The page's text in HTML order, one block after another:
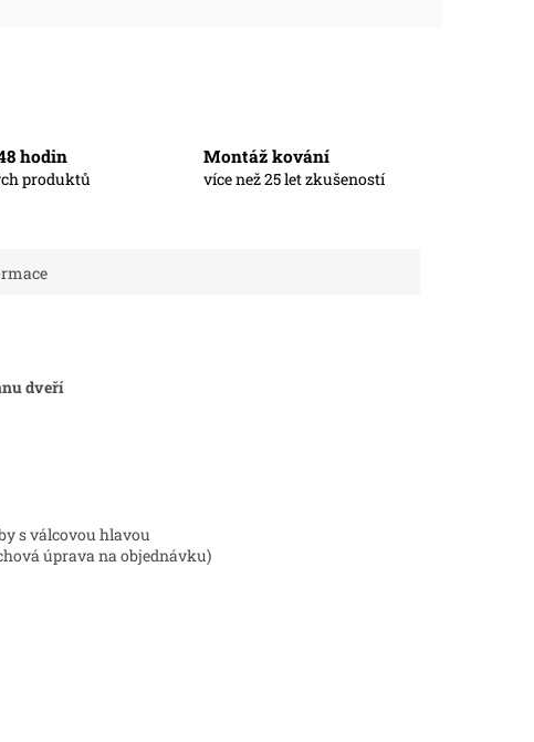
hodin
produktů
Montáž kování
více než 25 let zkušeností
dveří
s válcovou hlavou
úprava na objednávku)